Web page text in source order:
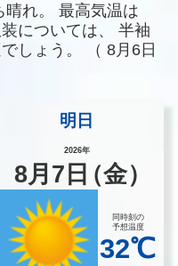
れ。
最高気温は
については、
半袖
しょう。
（ 8月6日
明日
2026年
8月 7 日（金）
同時刻の
予想温度
32℃